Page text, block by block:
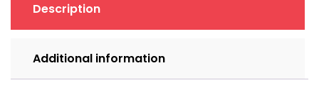
Description
Additional information